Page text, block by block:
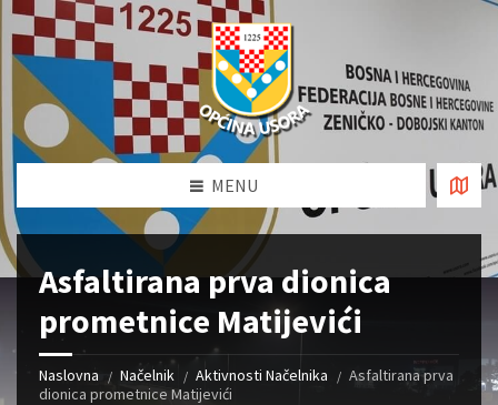
MENU
Asfaltirana prva dionica
prometnice Matijevići
Naslovna Načelnik Aktivnosti Načelnika
Asfaltirana prva
dionica prometnice Matijevići